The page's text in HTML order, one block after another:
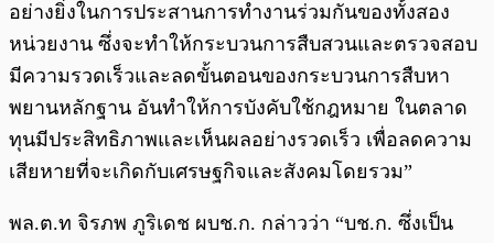
อย่างยิ่งในการประสานการทำงานร่วมกันของทั้งสอง
หน่วยงาน ซึ่งจะทำให้กระบวนการสืบสวนและตรวจสอบ
มีความรวดเร็วและลดขั้นตอนของกระบวนการสืบหา
พยานหลักฐาน อันทำให้การบังคับใช้กฎหมาย ในตลาด
ทุนมีประสิทธิภาพและเห็นผลอย่างรวดเร็ว เพื่อลดความ
เสียหายที่จะเกิดกับเศรษฐกิจและสังคมโดยรวม”
พล.ต.ท จิรภพ ภูริเดช ผบช.ก. กล่าวว่า “บช.ก. ซึ่งเป็น